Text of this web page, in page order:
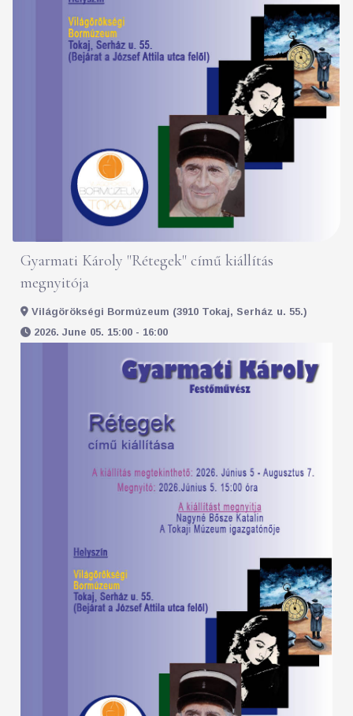
Gyarmati Károly "Rétegek" című kiállítás
megnyitója
Világörökségi Bormúzeum (3910 Tokaj, Serház u. 55.)
2026. June 05. 15:00 - 16:00